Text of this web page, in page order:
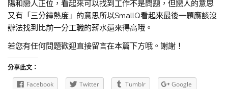
陽和戀人正位，看起來可以找到工作不是問題，但戀人的意思
又有「三分鐘熱度」的意思所以SmallQ看起來最後一題應該沒
辦法找到比前一分工職的薪水還來得高哦。
若您有任何問題歡迎直接留言在本篇下方哦。謝謝！
分享此文：
Facebook Twitter Tumblr Google